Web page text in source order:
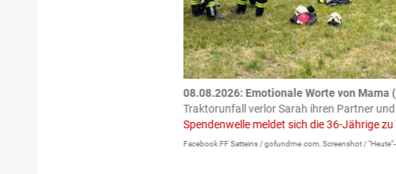
08.08.2026: Emotionale Worte von Mama
Traktorunfall verlor Sarah ihren Partner
Spendenwelle meldet sich die 36-Jährige zu
Facebook FF Satteins / gofundme.com, Screenshot /